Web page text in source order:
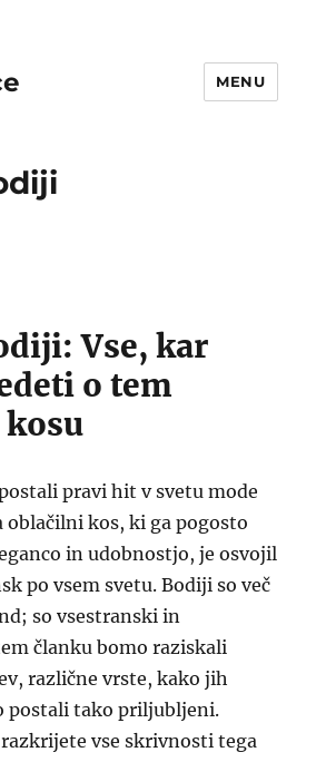
MENU
Vse, kar
o tem
pravi hit v svetu mode
kos, ki ga pogosto
in udobnostjo, je osvojil
po vsem svetu. Bodiji so več
so vsestranski in
članku bomo raziskali
različne vrste, kako jih
postali tako priljubljeni.
vse skrivnosti tega